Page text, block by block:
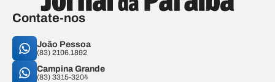
Contate-nos
João Pessoa
(83) 2106.1892
Campina Grande
(83) 3315-3204